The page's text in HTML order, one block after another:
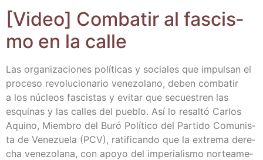
[Video] Com­ba­tir al fas­cis­
mo en la calle
Las orga­ni­za­cio­nes polí­ti­cas y socia­les que impul­san el
pro­ce­so revo­lu­cio­na­rio vene­zo­lano, deben com­ba­tir
a los núcleos fas­cis­tas y evi­tar que secues­tren las
esqui­nas y las calles del pue­blo. Así lo resal­tó Car­los
Aquino, Miem­bro del Buró Polí­ti­co del Par­ti­do Comu­nis­
ta de Vene­zue­la (PCV), rati­fi­can­do que la extre­ma dere­
cha vene­zo­la­na, con apo­yo del impe­ria­lis­mo nor­te­ame­